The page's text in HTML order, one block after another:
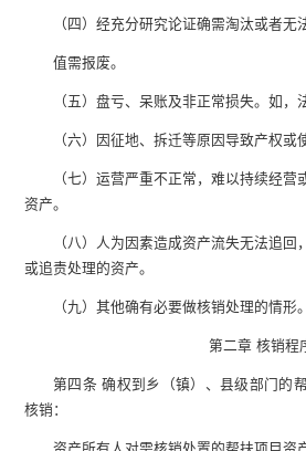
（四）经充分研究论证确需淘汰或者无
值需报废。
（五）盘亏、呆账及非正常损失。如，
（六）因征地、拆迁等原因导致产权或
（七）运营严重不正常，难以持续经
资产。
（八）人为因素造成资产流失无法追
或追责处理的资产。
（九）其他确有必要做核销处理的情形。
第二章 核销程
第四条 确权到乡（镇）、县级部门的
核销：